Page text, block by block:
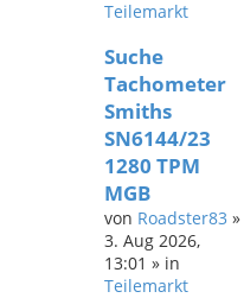
Teilemarkt
Suche
Tachometer
Smiths
SN6144/23
1280 TPM
MGB
von Roadster83 »
3. Aug 2026,
13:01 » in
Teilemarkt